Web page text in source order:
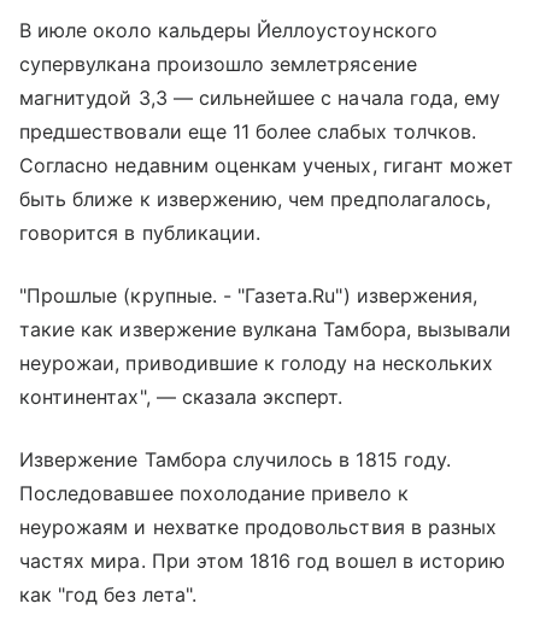
В июле около кальдеры Йеллоустоунского
супервулкана произошло землетрясение
магнитудой 3,3 — сильнейшее с начала года, ему
предшествовали еще 11 более слабых толчков.
Согласно недавним оценкам ученых, гигант может
быть ближе к извержению, чем предполагалось,
говорится в публикации.
"Прошлые (крупные. - "Газета.Ru") извержения,
такие как извержение вулкана Тамбора, вызывали
неурожаи, приводившие к голоду на нескольких
континентах", — сказала эксперт.
Извержение Тамбора случилось в 1815 году.
Последовавшее похолодание привело к
неурожаям и нехватке продовольствия в разных
частях мира. При этом 1816 год вошел в историю
как "год без лета".